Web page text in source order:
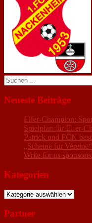
anzeigen
Suchen
nach:
Neueste Beiträge
Elfer-Champion:
Spielplan für Elfer-
Patrick und FCN
„Scheine für
Write for us
Kategorien
Kategorien
Partner